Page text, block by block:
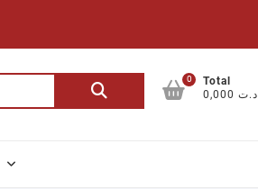
Recherche
0
Total
0,000 د.ت